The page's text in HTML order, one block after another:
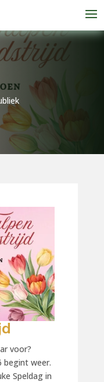
voor?
begint weer.
Speldag in